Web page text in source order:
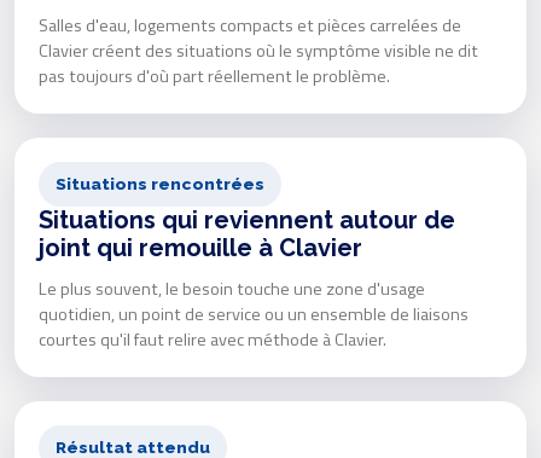
Salles d'eau, logements compacts et pièces carrelées de
Clavier créent des situations où le symptôme visible ne dit
pas toujours d'où part réellement le problème.
Situations rencontrées
Situations qui reviennent autour de
joint qui remouille à Clavier
Le plus souvent, le besoin touche une zone d'usage
quotidien, un point de service ou un ensemble de liaisons
courtes qu'il faut relire avec méthode à Clavier.
Résultat attendu